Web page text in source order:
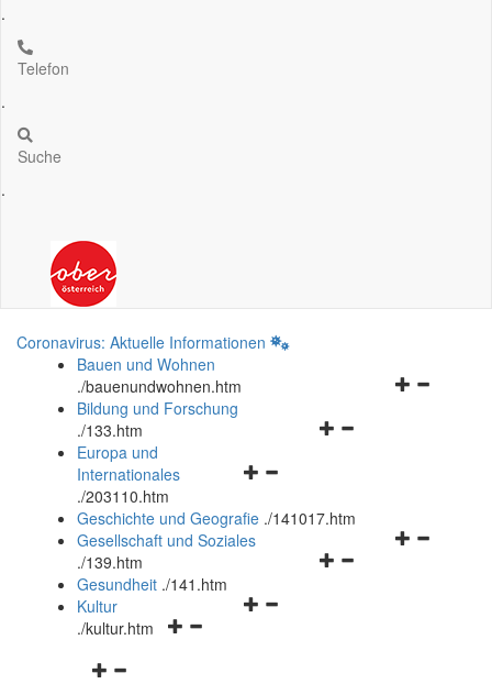
.
Telefon
.
Suche
.
Coronavirus: Aktuelle Informationen
Bauen und Wohnen
./bauenundwohnen.htm
Navigationsmenü
Bildung und Forschung
./133.htm
Navigationsmenü
und
schließen
Europa und
Internationales
./203110.htm
Geschichte und Geografie ./141017.htm
Navigationsmenü
Gesellschaft und Soziales
./139.htm
Navigationsmenü
Gesundheit ./141.htm
Navigationsmenü
Kultur
./kultur.htm
Navigationsmenü